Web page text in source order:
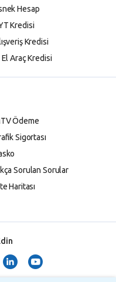
Hesap
Kredisi
Kredisi
El Araç Kredisi
Ödeme
Sigortası
Sorulan Sorular
Haritası